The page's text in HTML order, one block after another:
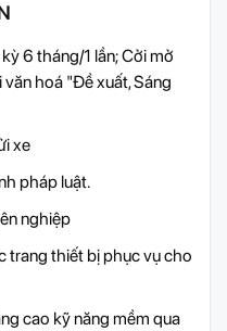
6 tháng/1 lần; Cởi mở
hoá "Đề xuất, Sáng
xe
pháp luật.
nghiệp
trang thiết bị phục vụ cho
cao kỹ năng mềm qua